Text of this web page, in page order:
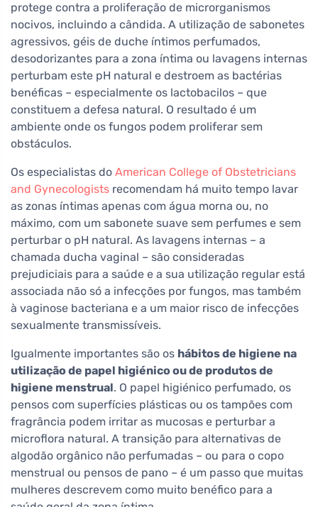
protege contra a proliferação de microrganismos
nocivos, incluindo a cândida. A utilização de sabonetes
agressivos, géis de duche íntimos perfumados,
desodorizantes para a zona íntima ou lavagens internas
perturbam este pH natural e destroem as bactérias
benéficas – especialmente os lactobacilos – que
constituem a defesa natural. O resultado é um
ambiente onde os fungos podem proliferar sem
obstáculos.
Os especialistas do American College of Obstetricians
and Gynecologists recomendam há muito tempo lavar
as zonas íntimas apenas com água morna ou, no
máximo, com um sabonete suave sem perfumes e sem
perturbar o pH natural. As lavagens internas – a
chamada ducha vaginal – são consideradas
prejudiciais para a saúde e a sua utilização regular está
associada não só a infecções por fungos, mas também
à vaginose bacteriana e a um maior risco de infecções
sexualmente transmissíveis.
Igualmente importantes são os hábitos de higiene na
utilização de papel higiénico ou de produtos de
higiene menstrual. O papel higiénico perfumado, os
pensos com superfícies plásticas ou os tampões com
fragrância podem irritar as mucosas e perturbar a
microflora natural. A transição para alternativas de
algodão orgânico não perfumadas – ou para o copo
menstrual ou pensos de pano – é um passo que muitas
mulheres descrevem como muito benéfico para a